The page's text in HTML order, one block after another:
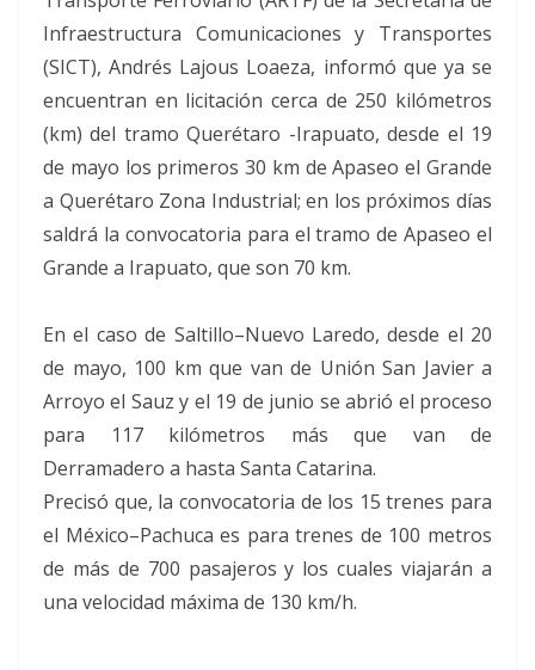
Infraestructura Comunicaciones y Transportes
(SICT), Andrés Lajous Loaeza, informó que ya se
encuentran en licitación cerca de 250 kilómetros
(km) del tramo Querétaro -Irapuato, desde el 19
de mayo los primeros 30 km de Apaseo el Grande
a Querétaro Zona Industrial; en los próximos días
saldrá la convocatoria para el tramo de Apaseo el
Grande a Irapuato, que son 70 km.
En el caso de Saltillo–Nuevo Laredo, desde el 20
de mayo, 100 km que van de Unión San Javier a
Arroyo el Sauz y el 19 de junio se abrió el proceso
para 117 kilómetros más que van de
Derramadero a hasta Santa Catarina.
Precisó que, la convocatoria de los 15 trenes para
el México–Pachuca es para trenes de 100 metros
de más de 700 pasajeros y los cuales viajarán a
una velocidad máxima de 130 km/h.